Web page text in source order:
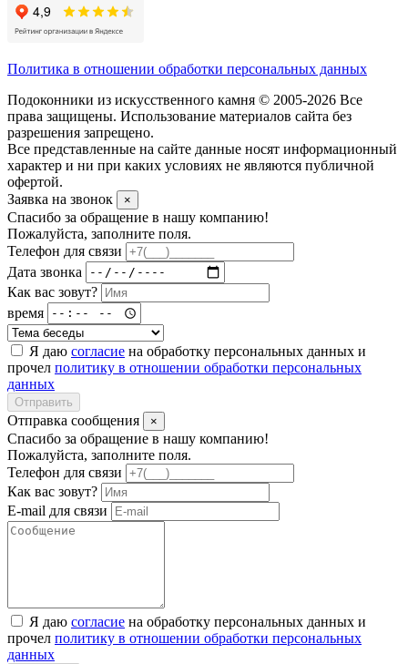
Политика в отношении обработки персональных данных
Подоконники из искусственного камня © 2005-2026 Все
права защищены. Использование материалов сайта без
разрешения запрещено.
Все представленные на сайте данные носят информационный
характер и ни при каких условиях не являются публичной
офертой.
Заявка на звонок
×
Спасибо за обращение в нашу компанию!
Пожалуйста, заполните поля.
Телефон для связи
Дата звонка
Как вас зовут?
время
Я даю согласие на обработку персональных данных и
прочел политику в отношении обработки персональных
данных
Отправить
Отправка сообщения ×
Спасибо за обращение в нашу компанию!
Пожалуйста, заполните поля.
Телефон для связи
Как вас зовут?
E-mail для связи
Я даю согласие на обработку персональных данных и
прочел политику в отношении обработки персональных
данных